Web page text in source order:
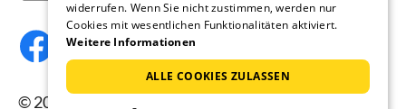
© 2026 Ferienhausmiete.de, alle Rechte
widerrufen. Wenn Sie nicht zustimmen, werden nur
Cookies mit wesentlichen Funktionalitäten aktiviert.
Weitere Informationen
ALLE COOKIES ZULASSEN